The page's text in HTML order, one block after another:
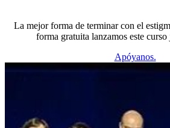
La mejor forma de terminar con el
forma gratuita lanzamos este
Apóyanos.